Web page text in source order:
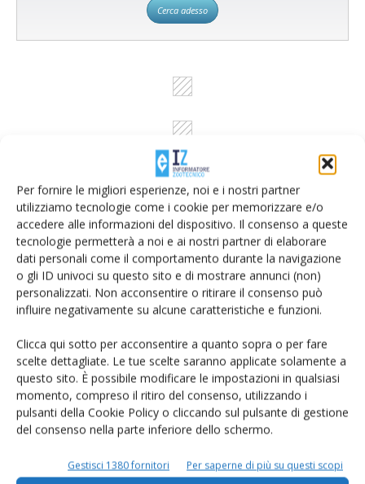
Per fornire le migliori esperienze, noi e i nostri partner
utilizziamo tecnologie come i cookie per memorizzare e/o
accedere alle informazioni del dispositivo. Il consenso a queste
tecnologie permetterà a noi e ai nostri partner di elaborare
dati personali come il comportamento durante la navigazione
o gli ID univoci su questo sito e di mostrare annunci (non)
personalizzati. Non acconsentire o ritirare il consenso può
influire negativamente su alcune caratteristiche e funzioni.
Clicca qui sotto per acconsentire a quanto sopra o per fare
scelte dettagliate. Le tue scelte saranno applicate solamente a
questo sito. È possibile modificare le impostazioni in qualsiasi
momento, compreso il ritiro del consenso, utilizzando i
pulsanti della Cookie Policy o cliccando sul pulsante di gestione
del consenso nella parte inferiore dello schermo.
Gestisci 1380 fornitori Per saperne di più su questi scopi
Cerca adesso
Rimani aggiornato sul mondo
dell’agricoltura
Iscriviti alle nostre newsletter